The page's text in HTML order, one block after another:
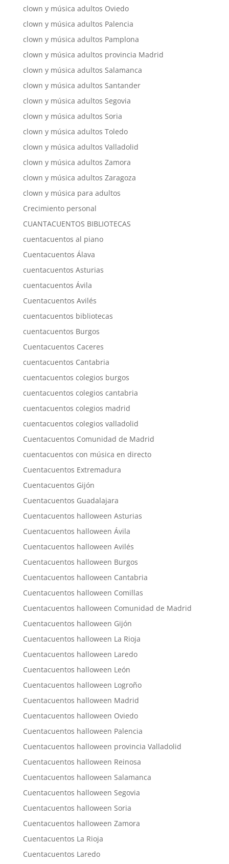
clown y música adultos Oviedo
clown y música adultos Palencia
clown y música adultos Pamplona
clown y música adultos provincia Madrid
clown y música adultos Salamanca
clown y música adultos Santander
clown y música adultos Segovia
clown y música adultos Soria
clown y música adultos Toledo
clown y música adultos Valladolid
clown y música adultos Zamora
clown y música adultos Zaragoza
clown y música para adultos
Crecimiento personal
CUANTACUENTOS BIBLIOTECAS
cuentacuentos al piano
Cuentacuentos Álava
cuentacuentos Asturias
cuentacuentos Ávila
Cuentacuentos Avilés
cuentacuentos bibliotecas
cuentacuentos Burgos
Cuentacuentos Caceres
cuentacuentos Cantabria
cuentacuentos colegios burgos
cuentacuentos colegios cantabria
cuentacuentos colegios madrid
cuentacuentos colegios valladolid
Cuentacuentos Comunidad de Madrid
cuentacuentos con música en directo
Cuentacuentos Extremadura
Cuentacuentos Gijón
Cuentacuentos Guadalajara
Cuentacuentos halloween Asturias
Cuentacuentos halloween Ávila
Cuentacuentos halloween Avilés
Cuentacuentos halloween Burgos
Cuentacuentos halloween Cantabria
Cuentacuentos halloween Comillas
Cuentacuentos halloween Comunidad de Madrid
Cuentacuentos halloween Gijón
Cuentacuentos halloween La Rioja
Cuentacuentos halloween Laredo
Cuentacuentos halloween León
Cuentacuentos halloween Logroño
Cuentacuentos halloween Madrid
Cuentacuentos halloween Oviedo
Cuentacuentos halloween Palencia
Cuentacuentos halloween provincia Valladolid
Cuentacuentos halloween Reinosa
Cuentacuentos halloween Salamanca
Cuentacuentos halloween Segovia
Cuentacuentos halloween Soria
Cuentacuentos halloween Zamora
Cuentacuentos La Rioja
Cuentacuentos Laredo